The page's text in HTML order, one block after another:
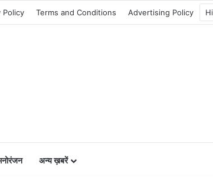
Policy Terms and Conditions Advertising Policy
अन्य ख़बरें